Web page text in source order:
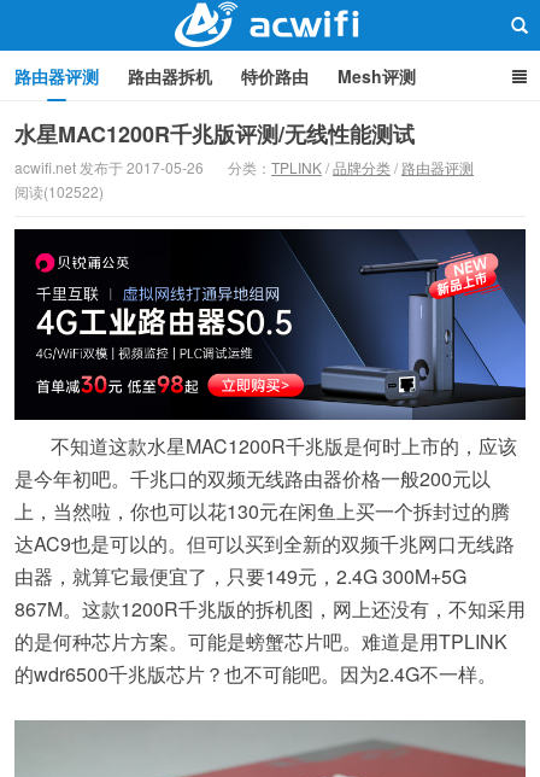
路由器评测 路由器拆机 特价路由 Mesh评测
路由器设置 软路由 路由器刷机 品牌分类
中继/桥接 WIFI周边产品 光猫 疑问集 关于本站
水星MAC1200R千兆版评测/无线性能测试
acwifi.net 发布于 2017-05-26 分类： TPLINK/品牌分类/ 路由器评测
阅读(102522)
不知道这款水星MAC1200R千兆版是何时上市的，应该
是今年初吧。千兆口的双频无线路由器价格一般200元以
上，当然啦，你也可以花130元在闲鱼上买一个拆封过的腾
达AC9也是可以的。但可以买到全新的双频千兆网口无线路
由器，就算它最便宜了，只要149元，2.4G 300M+5G
867M。这款1200R千兆版的拆机图，网上还没有，不知采用
的是何种芯片方案。可能是螃蟹芯片吧。难道是用TPLINK
的wdr6500千兆版芯片？也不可能吧。因为2.4G不一样。